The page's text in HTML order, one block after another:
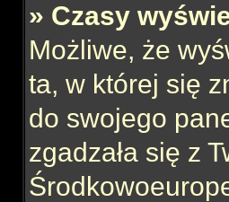
» Czasy
Możliwe, że
ta, w której się
do swojego
zgadzała się z